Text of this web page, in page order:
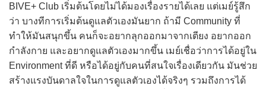
BIVE+ Club เริ่มต้นโดยไม่ได้มองเรื่องรายได้เลย แต่เมย์รู้สึก
ว่า บางทีการเริ่มต้นดูแลตัวเองมันยาก ถ้ามี Community ที่
ทำให้มันสนุกขึ้น คนก็จะอยากลุกออกมาจากเตียง อยากออก
กำลังกาย และอยากดูแลตัวเองมากขึ้น เมย์เชื่อว่าการได้อยู่ใน
Environment ที่ดี หรือได้อยู่กับคนที่สนใจเรื่องเดียวกัน มันช่วย
สร้างแรงบันดาลใจในการดูแลตัวเองได้จริงๆ รวมถึงการได้